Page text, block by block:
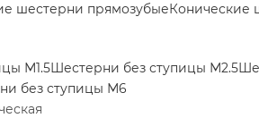
шестерни прямозубыеКонические
М1.5Шестерни без ступицы М2.5
без ступицы М6